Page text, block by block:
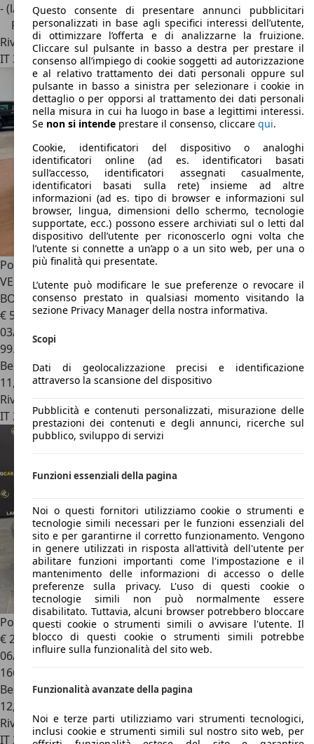
- (l/100 km)
Prezzo ribassato
Rivenditore
IT 36061Bassano Del Grappa - Vicenza - Vi
Porsche 911997 Cabrio 3.6 Carrera 325cv TUTTA PRIMA
VERNICE TUTTI TAGLIANDI PORSCHE INTERNO COCOA
BOSE NAVI MANUALE CL 19'' TURBO
€ 59.990
03/2006
99.757 km
Benzina
11,0 l/100 km (comb.)
Rivenditore
IT 25082Botticino - Bs
Porsche 911 996 CARRERA 300CV *CAMBIO MANUALE*
€ 25.9001
06/1998
166.061 km
Benzina
12,0 l/100 km (comb.)
Rivenditore
IT 20093Cologno Monzese - Milano - Mi
Questo consente di presentare annunci pubblicitari
personalizzati in base agli specifici interessi dell’utente,
di ottimizzare l’offerta e di analizzarne la fruizione.
Cliccare sul pulsante in basso a destra per prestare il
consenso all’impiego di cookie soggetti ad autorizzazione
e al relativo trattamento dei dati personali oppure sul
pulsante in basso a sinistra per selezionare i cookie in
dettaglio o per opporsi al trattamento dei dati personali
nella misura in cui ha luogo in base a legittimi interessi.
Se non si intende prestare il consenso, cliccare qui.
Cookie, identificatori del dispositivo o analoghi
identificatori online (ad es. identificatori basati
sull’accesso, identificatori assegnati casualmente,
identificatori basati sulla rete) insieme ad altre
informazioni (ad es. tipo di browser e informazioni sul
browser, lingua, dimensioni dello schermo, tecnologie
supportate, ecc.) possono essere archiviati sul o letti dal
dispositivo dell’utente per riconoscerlo ogni volta che
l’utente si connette a un’app o a un sito web, per una o
più finalità qui presentate.
L’utente può modificare le sue preferenze o revocare il
consenso prestato in qualsiasi momento visitando la
sezione Privacy Manager della nostra informativa.
Scopi
Dati di geolocalizzazione precisi e identificazione
attraverso la scansione del dispositivo
Pubblicità e contenuti personalizzati, misurazione delle
prestazioni dei contenuti e degli annunci, ricerche sul
pubblico, sviluppo di servizi
Funzioni essenziali della pagina
Noi o questi fornitori utilizziamo cookie o strumenti e
tecnologie simili necessari per le funzioni essenziali del
sito e per garantirne il corretto funzionamento. Vengono
in genere utilizzati in risposta all'attività dell'utente per
abilitare funzioni importanti come l'impostazione e il
mantenimento delle informazioni di accesso o delle
preferenze sulla privacy. L'uso di questi cookie o
tecnologie simili non può normalmente essere
disabilitato. Tuttavia, alcuni browser potrebbero bloccare
questi cookie o strumenti simili o avvisare l'utente. Il
blocco di questi cookie o strumenti simili potrebbe
influire sulla funzionalità del sito web.
Funzionalità avanzate della pagina
Noi e terze parti utilizziamo vari strumenti tecnologici,
inclusi cookie e strumenti simili sul nostro sito web, per